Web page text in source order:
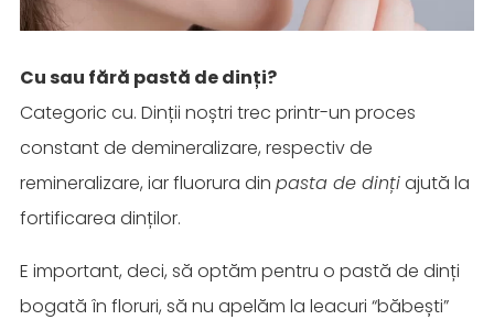
Cu sau fără pastă de dinți?
Categoric cu. Dinții noștri trec printr-un proces
constant de demineralizare, respectiv de
remineralizare, iar fluorura din pasta de dințiajută la
fortificarea dinților.
E important, deci, să optăm pentru o pastă de dinți
bogată în floruri, să nu apelăm la leacuri “băbești”